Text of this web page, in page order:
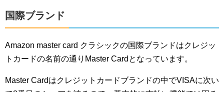
国際ブランド
Amazon master card クラシックの国際ブランドはクレジッ
トカードの名前の通りMaster Cardとなっています。
Master Cardはクレジットカードブランドの中でVISAに次い